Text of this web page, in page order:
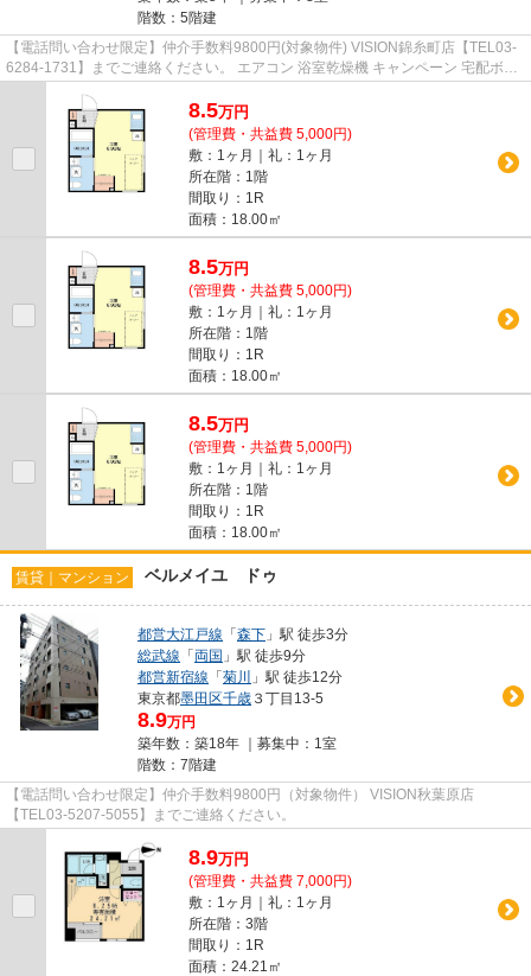
階数：5階建
【電話問い合わせ限定】仲介手数料9800円(対象物件) VISION錦糸町店【TEL03-
6284-1731】までご連絡ください。 エアコン 浴室乾燥機 キャンペーン 宅配ボッ
クス ネット使用料不要
8.5万円
(管理費・共益費 5,000円)
敷：1ヶ月｜礼：1ヶ月
所在階：1階
間取り：1R
面積：18.00㎡
8.5万円
(管理費・共益費 5,000円)
敷：1ヶ月｜礼：1ヶ月
所在階：1階
間取り：1R
面積：18.00㎡
8.5万円
(管理費・共益費 5,000円)
敷：1ヶ月｜礼：1ヶ月
所在階：1階
間取り：1R
面積：18.00㎡
賃貸｜マンション ベルメイユ ドゥ
都営大江戸線 「森下 」駅 徒歩3分
総武線 「両国 」駅 徒歩9分
都営新宿線 「菊川
」駅 徒歩12分
東京都墨田区千歳 ３丁目13-5
8.9万円
築年数：築18年 ｜募集中： 1室
階数：7階建
【電話問い合わせ限定】仲介手数料9800円（対象物件） VISION秋葉原店
【TEL03-5207-5055】までご連絡ください。
8.9万円
(管理費・共益費 7,000円)
敷：1ヶ月｜礼：1ヶ月
所在階：3階
間取り：1R
面積：24.21㎡